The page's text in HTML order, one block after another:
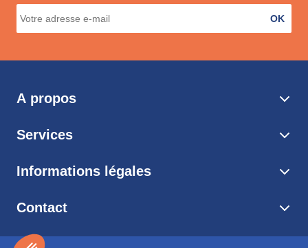
OK
A propos
Services
Informations légales
Contact